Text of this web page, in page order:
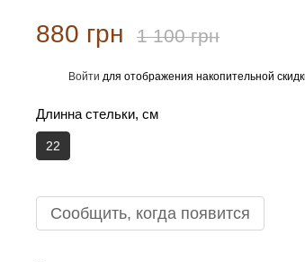
880 грн 1 100 грн
Войти для отображения накопительной
Длинна стельки, см
22
Сообщить, когда появится